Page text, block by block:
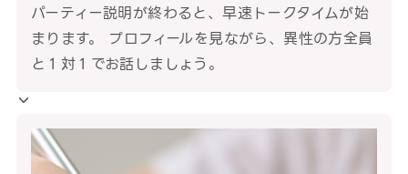
パーティー説明が終わると、早速トークタイムが始
まります。 プロフィールを見ながら、異性の方全員
と１対１でお話しましょう。